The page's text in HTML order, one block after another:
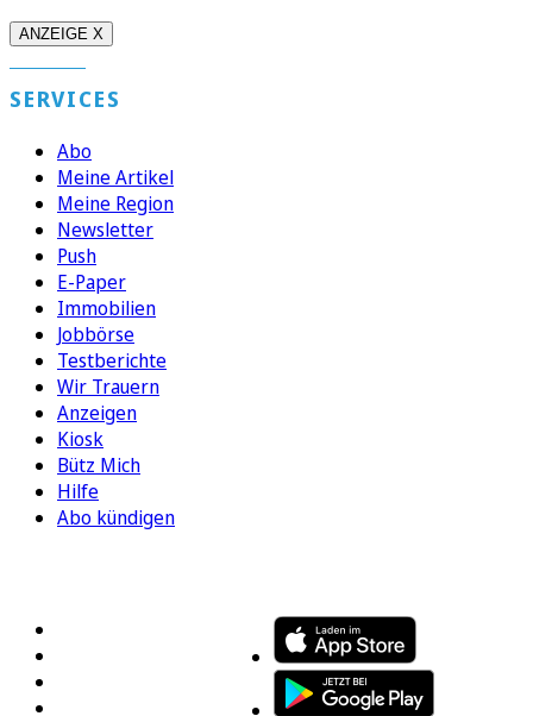
ANZEIGE X
SERVICES
Abo
Meine Artikel
Meine Region
Newsletter
Push
E-Paper
Immobilien
Jobbörse
Testberichte
Wir Trauern
Anzeigen
Kiosk
Bütz Mich
Hilfe
Abo kündigen